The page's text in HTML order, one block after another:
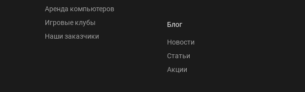
Аренда компьютеров
Игровые клубы
Наши заказчики
Блог
Новости
Статьи
Акции